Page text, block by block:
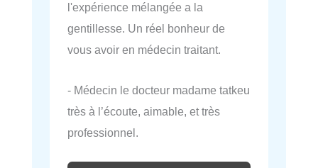
l'expérience mélangée a la
gentillesse. Un réel bonheur de
vous avoir en médecin traitant.
- Médecin le docteur madame tatkeu
très à l’écoute, aimable, et très
professionnel.